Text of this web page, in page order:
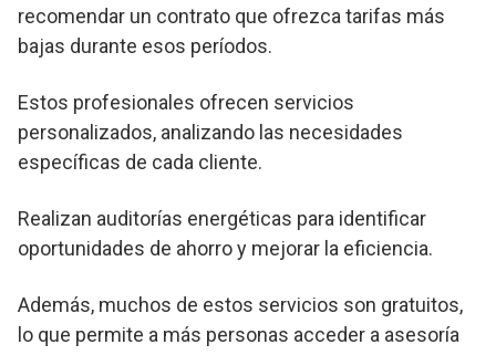
recomendar un contrato que ofrezca tarifas más
bajas durante esos períodos.
Estos profesionales ofrecen servicios
personalizados, analizando las necesidades
específicas de cada cliente.
Realizan auditorías energéticas para identificar
oportunidades de ahorro y mejorar la eficiencia.
Además, muchos de estos servicios son gratuitos,
lo que permite a más personas acceder a asesoría